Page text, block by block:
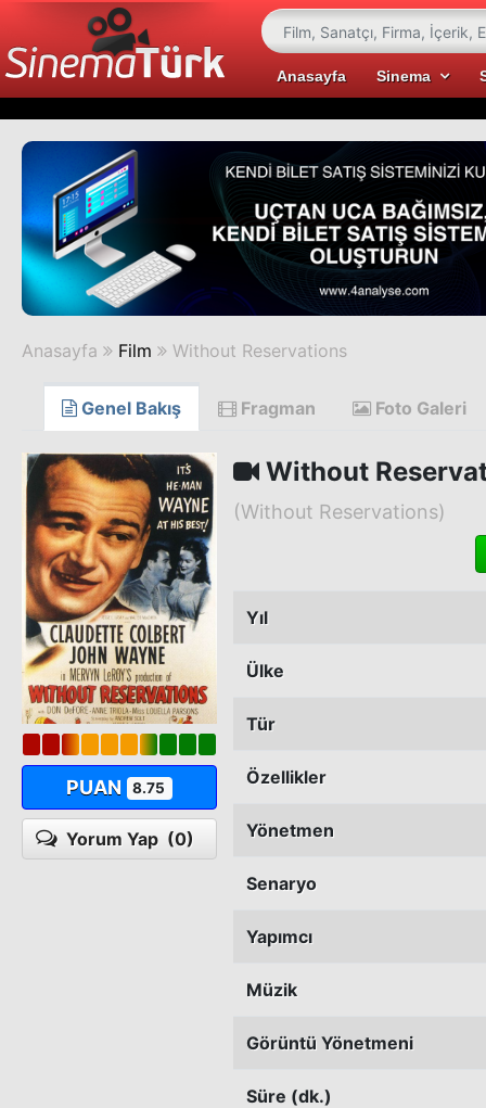
Anasayfa Sinema
Anasayfa Film Without Reservations
Genel Bakış Fragman Foto Galeri
PUAN 8.75
Yorum Yap (0)
Without
(Without Reservations)
Yıl
Ülke
Tür
Özellikler
Yönetmen
Senaryo
Yapımcı
Müzik
Görüntü Yönetmeni
Süre (dk.)